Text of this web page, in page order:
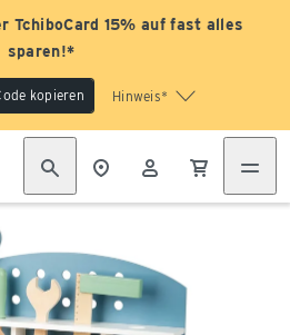
TchiboCard 15% auf fast alles
sparen!*
kopieren Hinweis*